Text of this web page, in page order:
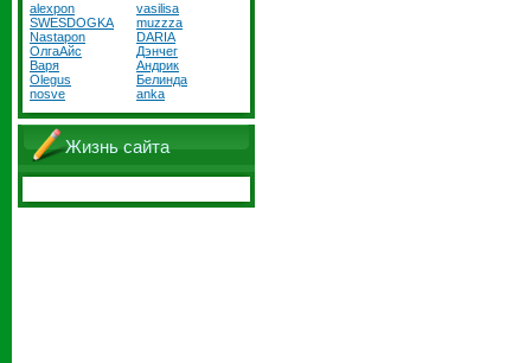
alexpon
vasilisa
SWESDOGKA
muzzza
Nastapon
DARIA
ОлгаАйс
Дэнчег
Варя
Андрик
Olegus
Белинда
nosve
anka
Жизнь сайта